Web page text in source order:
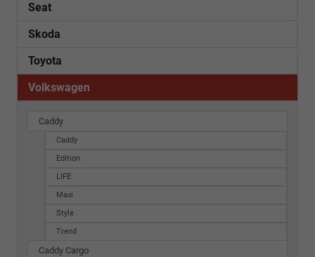
Seat
Skoda
Toyota
Volkswagen
Caddy
Caddy
Edition
LIFE
Maxi
Style
Trend
Caddy Cargo